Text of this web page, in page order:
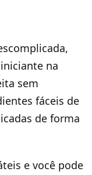
na
sem
fáceis de
de forma
e você pode